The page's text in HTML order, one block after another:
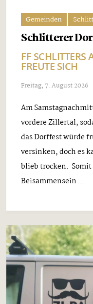
Gemeinden
Schlitterer
FF SCHLITTERS
FREUTE SICH
Freitag, 7. August 2026
Am
vordere Zillertal,
das Dorffest würde
versinken, doch es
blieb trocken.
Beisammensein ...